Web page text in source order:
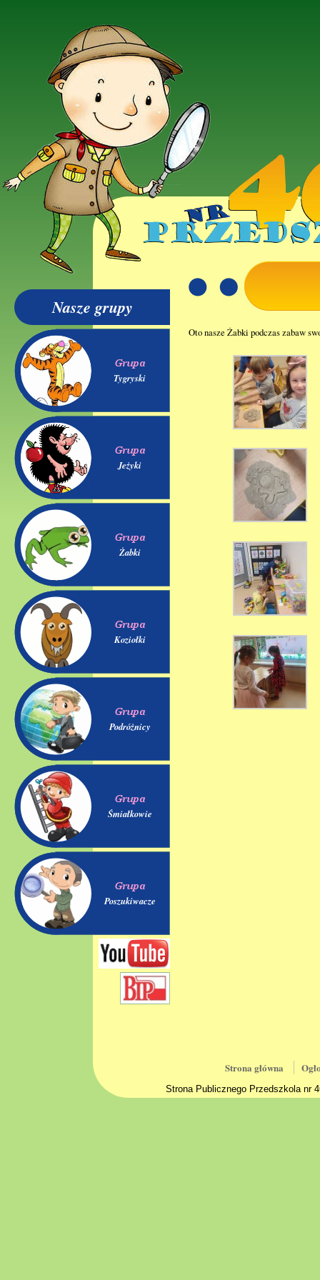
Nasze grupy
Tygryski
Jeżyki
Żabki
Koziołki
Podróżnicy
Śmiałkowie
Poszukiwacze
Oto nasze Żabki podczas zabaw
Strona główna
Strona Publicznego Przedszkola nr